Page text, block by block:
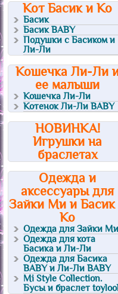
Кот Басик и Ко
Басик
Басик BABY
Подушки с Басиком и
Ли-Ли
Кошечка Ли-Ли
ее малыши
Кошечка Ли-Ли
Котенок Ли-Ли BABY
НОВИНКА!
Игрушки на
браслетах
Одежда и
аксессуары для
Зайки Ми и Басик
Ко
Одежда для Зайки Ми
Одежда для кота
Басика и Ли-Ли
Одежда для Басика
BABY и Ли-Ли BABY
Mi Style Collection.
Бусы и браслет